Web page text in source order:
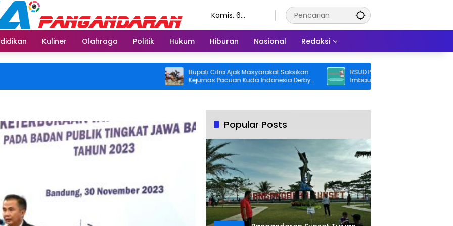
Kamis, 6
Kuliner Olahraga Politik Hukum Hiburan Nasional Redaksi
Bupati Citra Ajak Masyarakat Saksikan
Kejurnas Pacuan Kuda Indonesia Derby
2026 di Legokjawa
RSUD Pandega Pangandaran
Imbauan Waspada Penipuan
Popular Posts